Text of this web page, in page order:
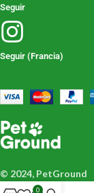
Seguir
Seguir (Francia)
© 2024, PetGround
0